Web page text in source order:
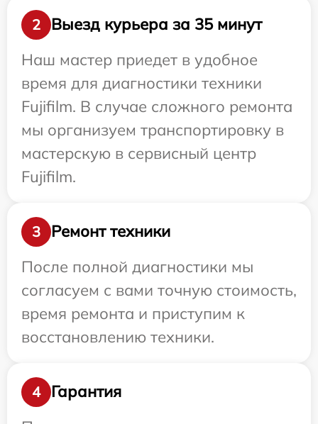
2
Выезд курьера за 35 минут
Наш мастер приедет в удобное
время для диагностики техники
Fujifilm. В случае сложного ремонта
мы организуем транспортировку в
мастерскую в сервисный центр
Fujifilm.
3
Ремонт техники
После полной диагностики мы
согласуем с вами точную стоимость,
время ремонта и приступим к
восстановлению техники.
4
Гарантия